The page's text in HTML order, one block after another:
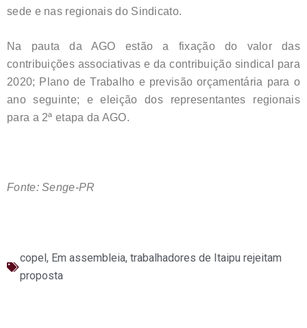
sede e nas regionais do Sindicato.
Na pauta da AGO estão a fixação do valor das
contribuições associativas e da contribuição sindical para
2020; Plano de Trabalho e previsão orçamentária para o
ano seguinte; e eleição dos representantes regionais
para a 2ª etapa da AGO.
Fonte: Senge-PR
copel, Em assembleia, trabalhadores de Itaipu rejeitam
proposta